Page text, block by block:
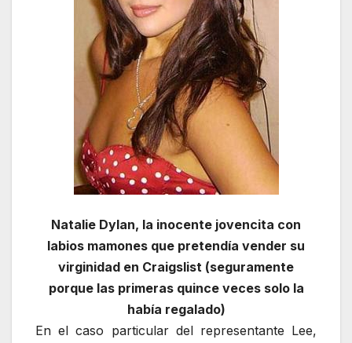
Natalie Dylan, la inocente jovencita con
labios mamones que pretendía vender su
virginidad en Craigslist (seguramente
porque las primeras quince veces solo la
había regalado)
En el caso particular del representante Lee,